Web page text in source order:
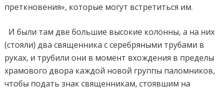
преткновения», которые могут встретиться им.
И были там две большие высокие колонны, а на них
(стояли) два священника с серебряными трубами в
руках, и трубили они в момент вхождения в пределы
храмового двора каждой новой группы паломников,
чтобы подать знак священникам, стоявшим на